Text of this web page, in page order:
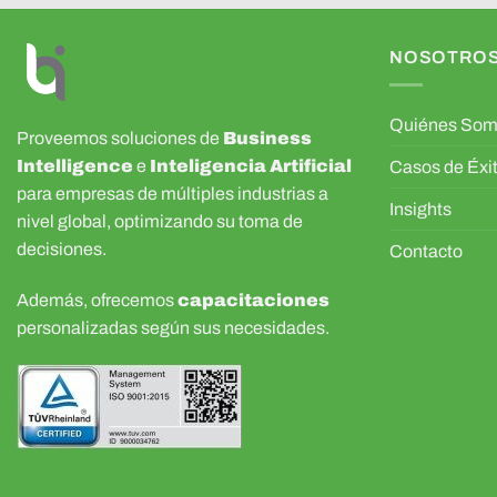
Proveemos soluciones de Business
Intelligence e Inteligencia Artificial
para empresas de múltiples industrias a
nivel global, optimizando su toma de
decisiones.
Además, ofrecemoscapacitaciones
personalizadas según sus necesidades.
Quiénes
Casos de
Insights
Contacto